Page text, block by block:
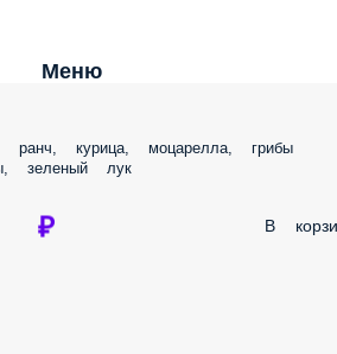
Меню
ранч, курица, моцарелла, грибы
зеленый лук
₽ В